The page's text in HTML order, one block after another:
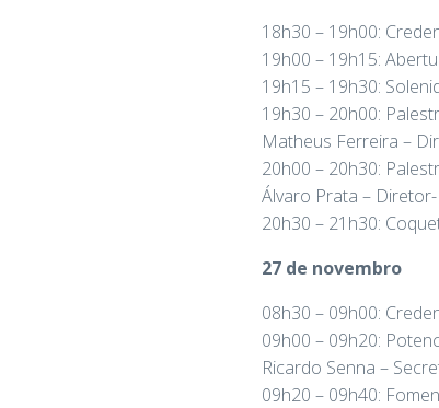
18h30 – 19h00:
19h00 – 19h15:
19h15 – 19h30:
19h30 – 20h00:
Matheus Ferreira –
20h00 – 20h30:
Álvaro Prata –
20h30 – 21h30:
27 de novembro
08h30 – 09h00:
09h00 – 09h20:
Ricardo Senna –
09h20 – 09h40: